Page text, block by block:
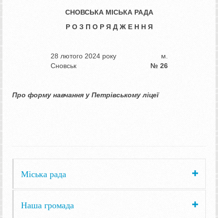
СНОВСЬКА МІСЬКА РАДА
Р О З П О Р Я Д Ж Е Н Н Я
28 лютого 2024 року м.
Сновськ № 26
Про форму навчання у Петрівському ліцеї
Міська рада
Наша громада